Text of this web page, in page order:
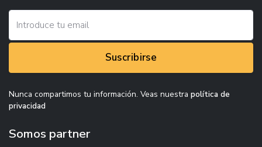
Suscribirse
Nunca compartimos tu información. Veas nuestra política de
privacidad
Somos partner